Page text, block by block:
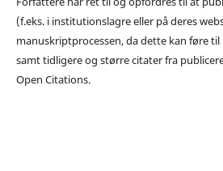
(f.eks. i institutionslagre eller på deres
manuskriptprocessen, da dette kan føre
samt tidligere og større citater fra
Open Citations.